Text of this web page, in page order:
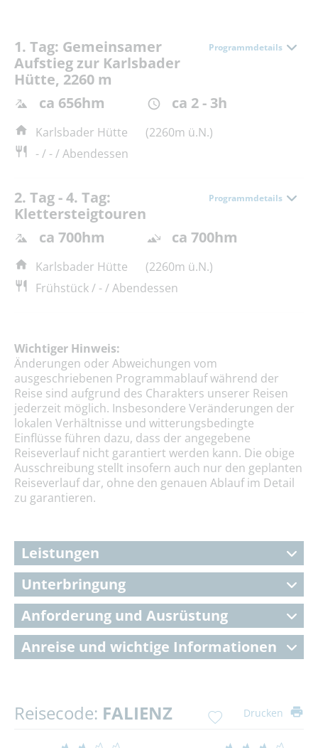
1. Tag: Gemeinsamer
Aufstieg zur Karlsbader
Hütte, 2260 m
Programmdetails
ca 656hm ca 2 - 3h
Karlsbader Hütte
(2260m ü.N.)
- / - / Abendessen
2. Tag - 4. Tag:
Klettersteigtouren
Programmdetails
ca 700hm ca 700hm
Karlsbader Hütte
(2260m ü.N.)
Frühstück / - / Abendessen
Wichtiger Hinweis:
Änderungen oder Abweichungen vom
ausgeschriebenen Programmablauf während der
Reise sind aufgrund des Charakters unserer Reisen
jederzeit möglich. Insbesondere Veränderungen der
lokalen Verhältnisse und witterungsbedingte
Einflüsse führen dazu, dass der angegebene
Reiseverlauf nicht garantiert werden kann. Die obige
Ausschreibung stellt insofern auch nur den geplanten
Reiseverlauf dar, ohne den genauen Ablauf im Detail
zu garantieren.
Leistungen
Unterbringung
Anforderung und Ausrüstung
Anreise und wichtige Informationen
Reisecode: FALIENZ Drucken